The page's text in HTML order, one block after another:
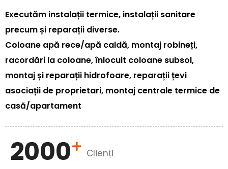
Executăm instalații termice, instalații sanitare
precum și reparații diverse.
Coloane apă rece/apă caldă, montaj robineți,
racordări la coloane, înlocuit coloane subsol,
montaj și reparații hidrofoare, reparații țevi
asociații de proprietari, montaj centrale termice de
casă/apartament
2000 Clienți